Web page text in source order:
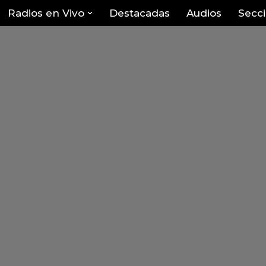
Radios en Vivo Destacadas Audios